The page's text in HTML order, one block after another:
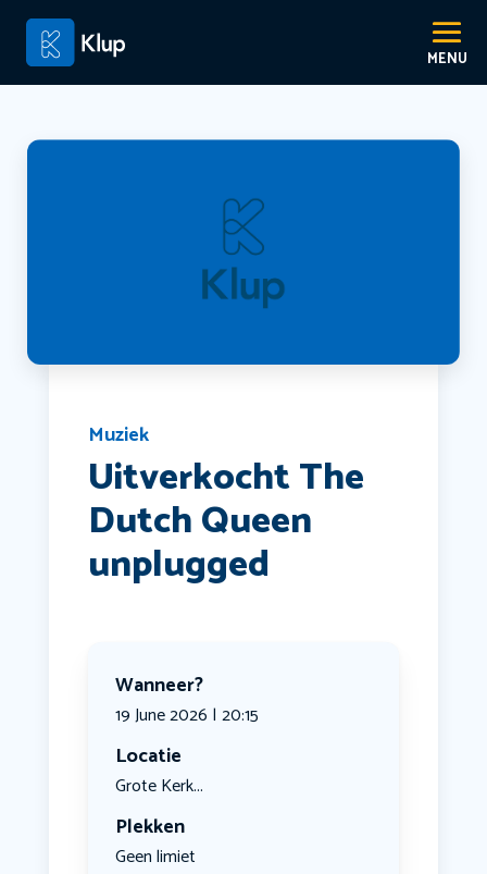
Muziek
Uitverkocht The
Dutch Queen
unplugged
Wanneer?
19 June 2026 | 20:15
Locatie
Grote Kerk...
Plekken
Geen limiet